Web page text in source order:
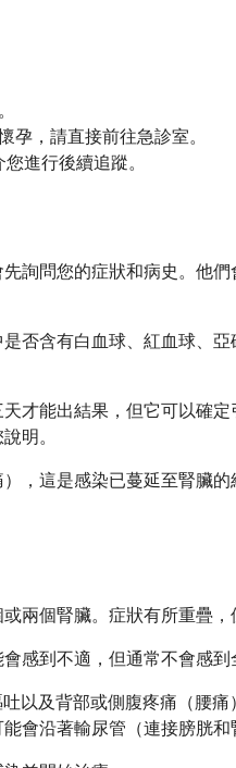
孕，請直接前往急診室。
進行後續追蹤。
問您的症狀和病史。他
否含有白血球、紅血球、
才能出結果，但它可以確
明。
，這是感染已蔓延至腎臟
兩個腎臟。症狀有所重疊，
感到不適，但通常不會感到
以及背部或側腹疼痛（腰痛
沿著輸尿管（連接膀胱